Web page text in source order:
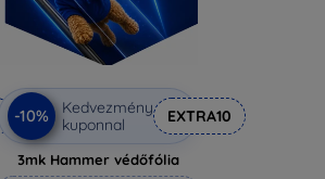
-10%
Kedvezmény
kuponnal
EXTRA10
3mk Hammer védőfólia